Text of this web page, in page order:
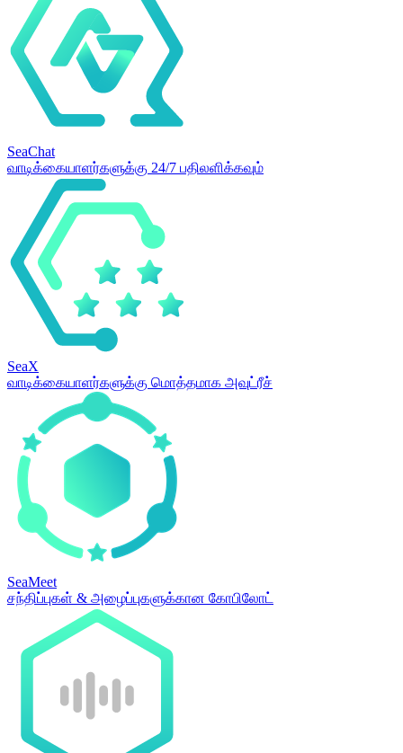
SeaChat
வாடிக்கையாளர்களுக்கு 24/7 பதிலளிக்கவும்
SeaX
வாடிக்கையாளர்களுக்கு மொத்தமாக அவுட்ரீச்
SeaMeet
சந்திப்புகள் & அழைப்புகளுக்கான கோபிலோட்